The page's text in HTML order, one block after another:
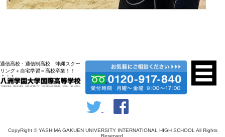
通信高校・通信制高校 沖縄スクー
リング＋自宅学習＝高校卒業！！
CopyRight © YASHIMA GAKUEN UNIVERSITY INTERNATIONAL HIGH SCHOOL All Rights
Reserved.